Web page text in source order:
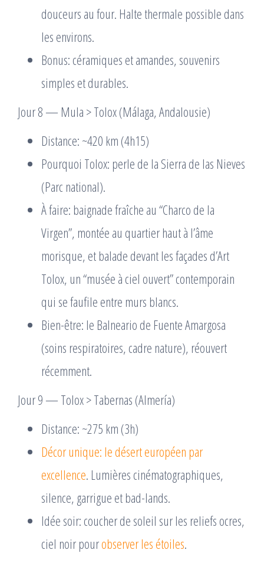
douceurs au four. Halte thermale possible dans
les environs.
Bonus: céramiques et amandes, souvenirs
simples et durables.
Jour 8 — Mula > Tolox (Málaga, Andalousie)
Distance: ~420 km (4h15)
Pourquoi Tolox: perle de la Sierra de las Nieves
(Parc national).
À faire: baignade fraîche au “Charco de la
Virgen”, montée au quartier haut à l’âme
morisque, et balade devant les façades d’Art
Tolox, un “musée à ciel ouvert” contemporain
qui se faufile entre murs blancs.
Bien-être: le Balneario de Fuente Amargosa
(soins respiratoires, cadre nature), réouvert
récemment.
Jour 9 — Tolox > Tabernas (Almería)
Distance: ~275 km (3h)
Décor unique: le désert européen par
excellence. Lumières cinématographiques,
silence, garrigue et bad-lands.
Idée soir: coucher de soleil sur les reliefs ocres,
ciel noir pourobserver les étoiles.